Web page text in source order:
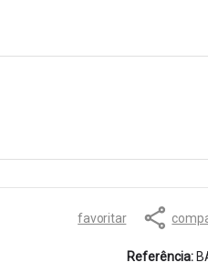
favoritar
Referência: